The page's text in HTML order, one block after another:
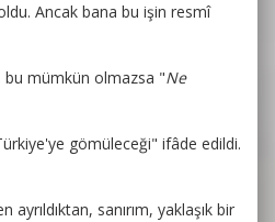
Ancak bana bu işin resmî
bu mümkün olmazsa "Ne
gömüleceği" ifâde edildi.
ayrıldıktan, sanırım, yaklaşık bir